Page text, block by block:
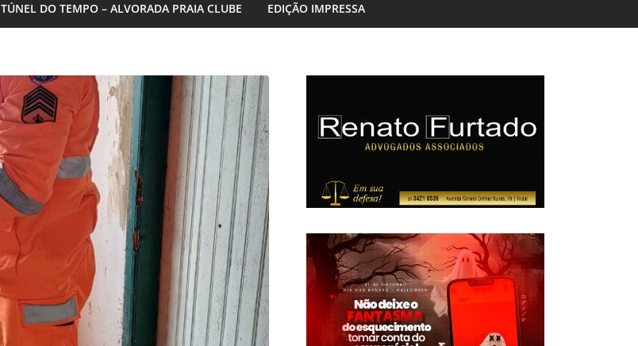
TÚNEL DO TEMPO – ALVORADA PRAIA CLUBE EDIÇÃO IMPRESSA